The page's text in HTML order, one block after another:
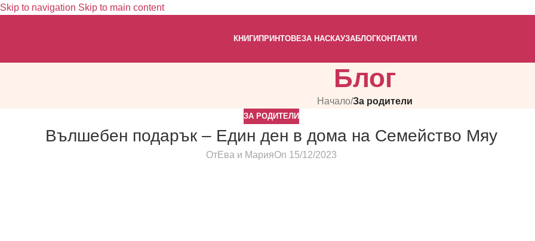
Skip to navigation Skip to main content
КНИГИ ПРИНТОВЕЗА НАСКАУЗАБЛОГКОНТАКТИ
Блог
Начало/За родители
ЗА РОДИТЕЛИ
Вълшебен подарък – Един ден в дома на Семейство Мяу
ОтЕва и МарияOn 15/12/2023